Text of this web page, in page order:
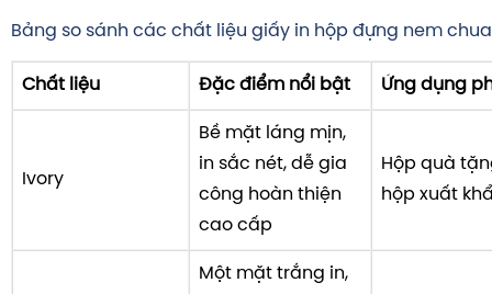
Bảng so sánh các chất liệu giấy in hộp đựng nem chua
Chất liệu Đặc điểm nổi bật Ứng dụng
Ivory
Bề mặt láng mịn,
in sắc nét, dễ gia
công hoàn thiện
cao cấp
Hộp quà
hộp xuất
Một mặt trắng in,